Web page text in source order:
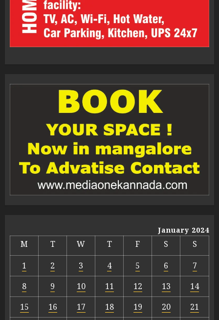
January 2024
M T W T F S
S
1
2 3 4 5 6
7
8
9 10 11 12 13
14
15
16 17 18 19 20
21